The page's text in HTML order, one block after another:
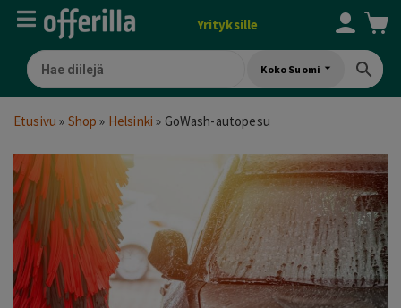
Yrityksille
Koko Suomi
Etusivu » Shop » Helsinki » GoWash-autopesu